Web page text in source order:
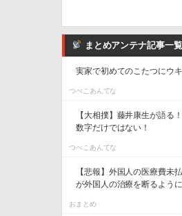
まとめアンテナ記事一覧
実家で初めてのこたつにウ
つべこあんてな
【大相撲】藤井康生が語る
数字だけではない！
つべこあんてな
【悲報】外国人の医療費未
が外国人の治療を断るよう
おまとめ